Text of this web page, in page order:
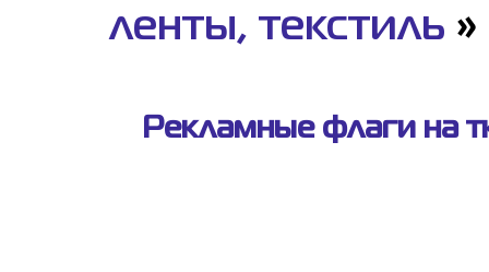
ленты, текстиль »
Рекламные флаги на